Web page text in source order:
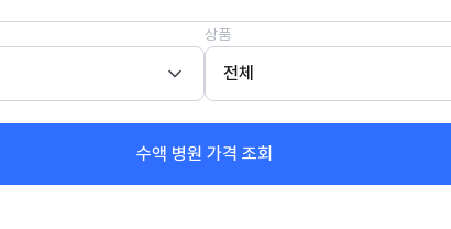
상품
전체
수액 병원 가격 조회